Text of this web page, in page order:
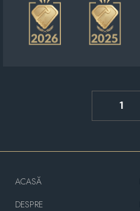
1
ACASĂ
DESPRE